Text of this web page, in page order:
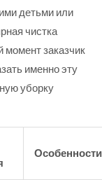
детьми или
чистка
заказчик
именно эту
уборку
Особенности